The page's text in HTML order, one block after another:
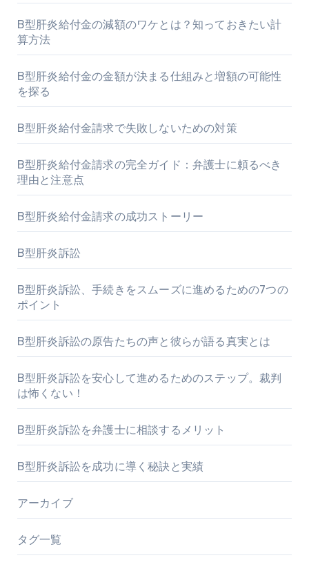
B型肝炎給付金の減額のワケとは？知っておきたい計
算方法
B型肝炎給付金の金額が決まる仕組みと増額の可能性
を探る
B型肝炎給付金請求で失敗しないための対策
B型肝炎給付金請求の完全ガイド：弁護士に頼るべき
理由と注意点
B型肝炎給付金請求の成功ストーリー
B型肝炎訴訟
B型肝炎訴訟、手続きをスムーズに進めるための7つの
ポイント
B型肝炎訴訟の原告たちの声と彼らが語る真実とは
B型肝炎訴訟を安心して進めるためのステップ。裁判
は怖くない！
B型肝炎訴訟を弁護士に相談するメリット
B型肝炎訴訟を成功に導く秘訣と実績
アーカイブ
タグ一覧